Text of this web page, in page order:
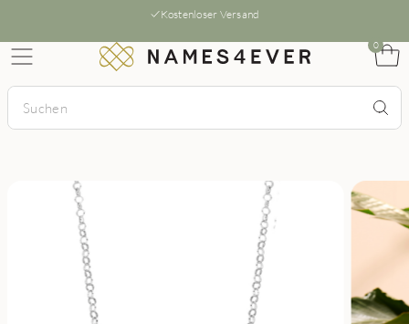
Kostenloser Versand
0